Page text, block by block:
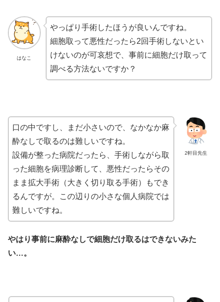
はなこ
やっぱり手術したほうが良いんですね。
細胞取って悪性だったら2回手術しないとい
けないのが可哀想で、事前に細胞だけ取って
調べる方法ないですか？
2軒目先生
口の中ですし、まだ小さいので、なかなか麻
酔なしで取るのは難しいですね。
設備が整った病院だったら、手術しながら取
った細胞を病理診断して、悪性だったらその
まま拡大手術（大きく切り取る手術）もでき
るんですが。この辺りの小さな個人病院では
難しいですね。
やはり事前に麻酔なしで細胞だけ取るはできないみた
い…。